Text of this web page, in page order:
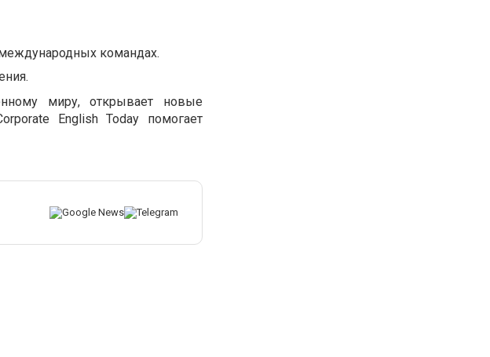
командах.
миру, открывает новые
English Today помогает